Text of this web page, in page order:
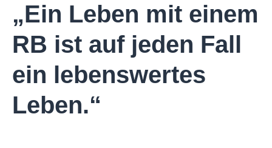
„Ein Leben mit einem
RB ist auf jeden Fall
ein lebens­wertes
Leben.“